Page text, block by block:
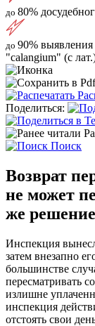
до 80%
до 90%
"calangium" (с
Поделиться:
Поиск
Возврат
не может
же решение
Инспекция
затем внезапно
большинстве
пересматривать
излишне
инспекция
отстоять свои